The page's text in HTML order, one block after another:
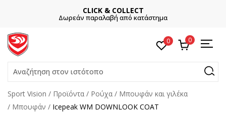
CLICK & COLLECT
Δωρεάν παραλαβή από κατάστημα
0 0
Αναζήτηση στον ιστότοπο
Sport Vision Προϊόντα Ρούχα
Μπουφάν και γιλέκα
Μπουφάν
Icepeak WM DOWNLOOK COAT